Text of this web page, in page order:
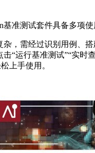
准测试套件具备多项使
，需经过识别用例、
“运行基准测试”“实
上手使用。